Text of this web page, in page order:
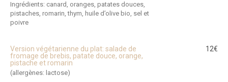
Ingrédients: canard, oranges, patates douces,
pistaches, romarin, thym, huile d’olive bio, sel et
poivre
Version végétarienne du plat: salade de
fromage de brebis, patate douce, orange,
pistache et romarin
(allergènes: lactose)
12€